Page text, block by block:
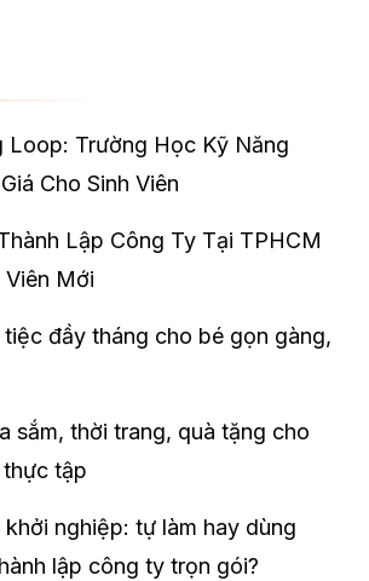
Loop: Trường Học Kỹ Năng
Cho Sinh Viên
Lập Công Ty Tại TPHCM
Viên Mới
tiệc đầy tháng cho bé gọn gàng,
sắm, thời trang, quà tặng cho
tập
khởi nghiệp: tự làm hay dùng
lập công ty trọn gói?